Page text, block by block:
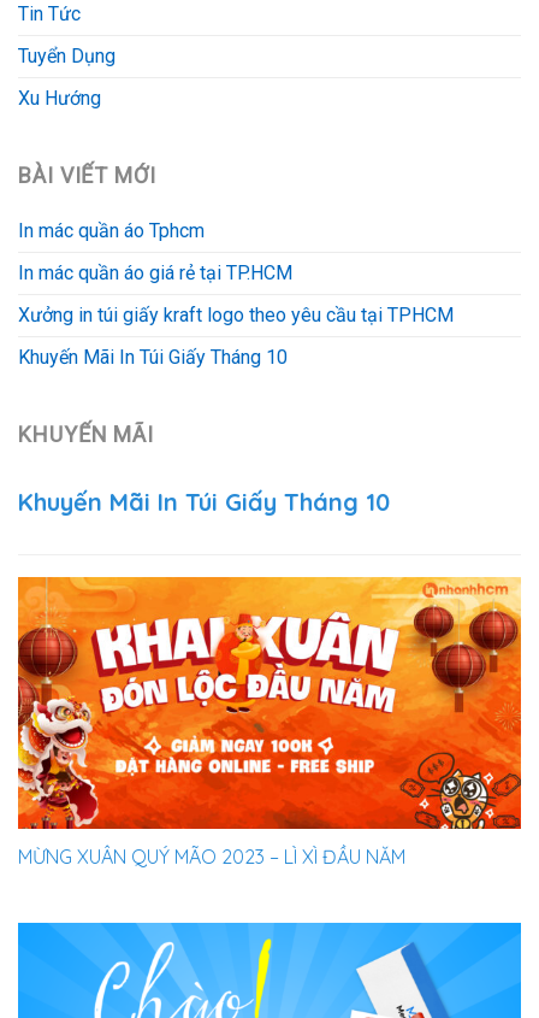
Tin Tức
Tuyển Dụng
Xu Hướng
BÀI VIẾT MỚI
In mác quần áo Tphcm
In mác quần áo giá rẻ tại TP.HCM
Xưởng in túi giấy kraft logo theo yêu cầu tại TPHCM
Khuyến Mãi In Túi Giấy Tháng 10
KHUYẾN MÃI
Khuyến Mãi In Túi Giấy Tháng 10
MỪNG XUÂN QUÝ MÃO 2023 – LÌ XÌ ĐẦU NĂM